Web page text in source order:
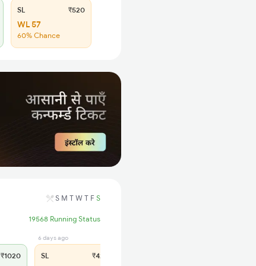
SL ₹520
WL 57
60% Chance
S M T W T F S
19568 Running Status
₹1020
6 days ago
SL ₹420